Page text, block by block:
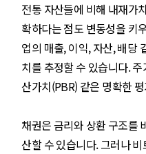
전통 자산들에 비해 내재가
확하다는 점도 변동성을 키
업의 매출, 이익, 자산, 배당
치를 추정할 수 있습니다.
산가치(PBR) 같은 명확한
채권은 금리와 상환 구조를
산할 수 있습니다. 그러나